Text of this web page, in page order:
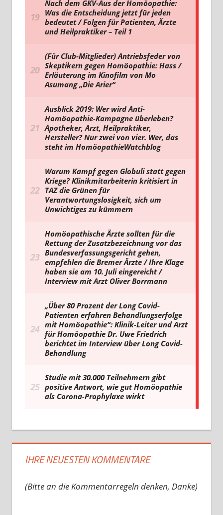
IHRE NEUESTEN KOMMENTARE
(Bitte an die Kommentarregeln denken, Danke)